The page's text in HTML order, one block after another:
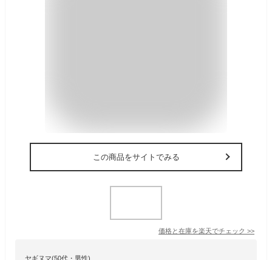
この商品をサイトでみる
価格と在庫を楽天でチェック >>
ヤギヌマ(50代・男性)